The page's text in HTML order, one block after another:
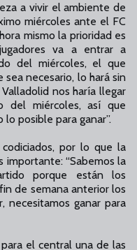
a vivir el ambiente de
miércoles ante el FC
mismo la prioridad es
va a entrar a
del miércoles, el que
necesario, lo hará sin
nos haría llegar
del miércoles, así que
posible para ganar”.
por lo que la
importante: “Sabemos la
porque están los
de semana anterior los
necesitamos ganar para
el central una de las